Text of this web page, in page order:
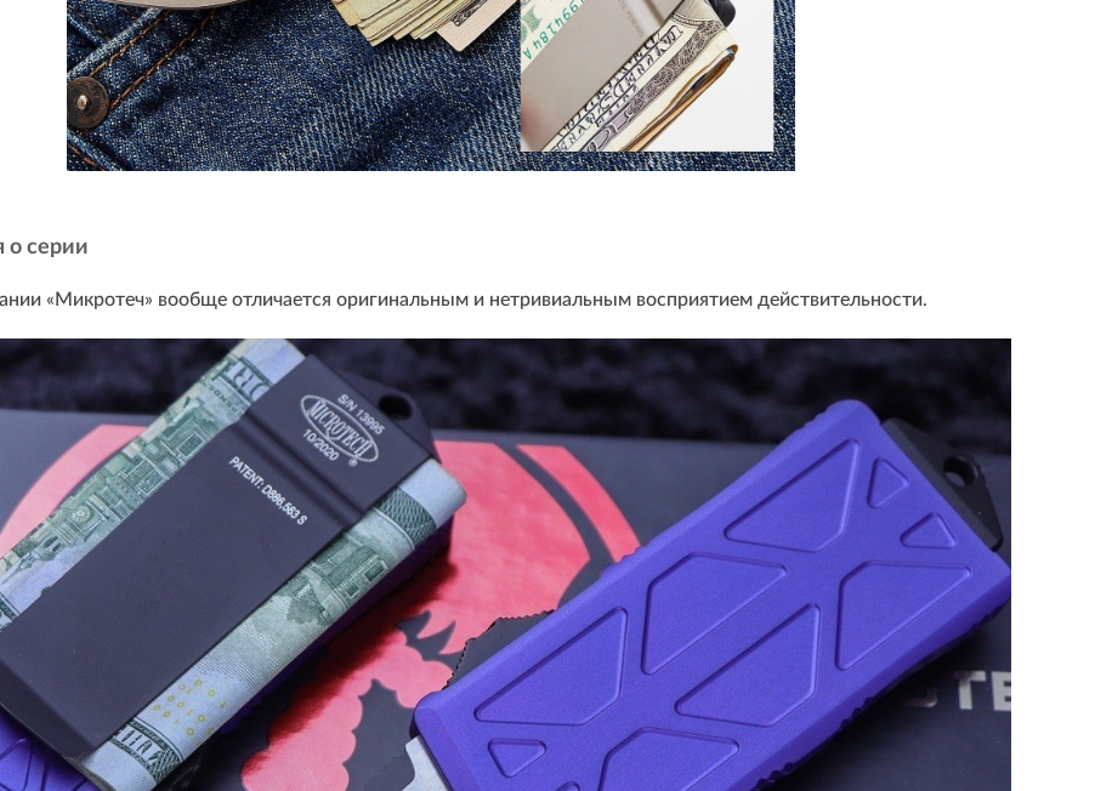
серии
«Микротеч» вообще отличается оригинальным и нетривиальным восприятием действительности.